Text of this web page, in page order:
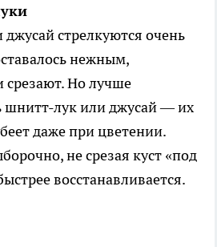
стрелкуются очень
нежным,
срезают. Но лучше
шнитт-лук или джусай — их
даже при цветении.
не срезая куст «под
восстанавливается.